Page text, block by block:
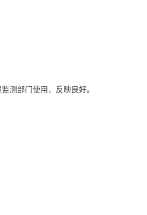
测部门使用，反映良好。